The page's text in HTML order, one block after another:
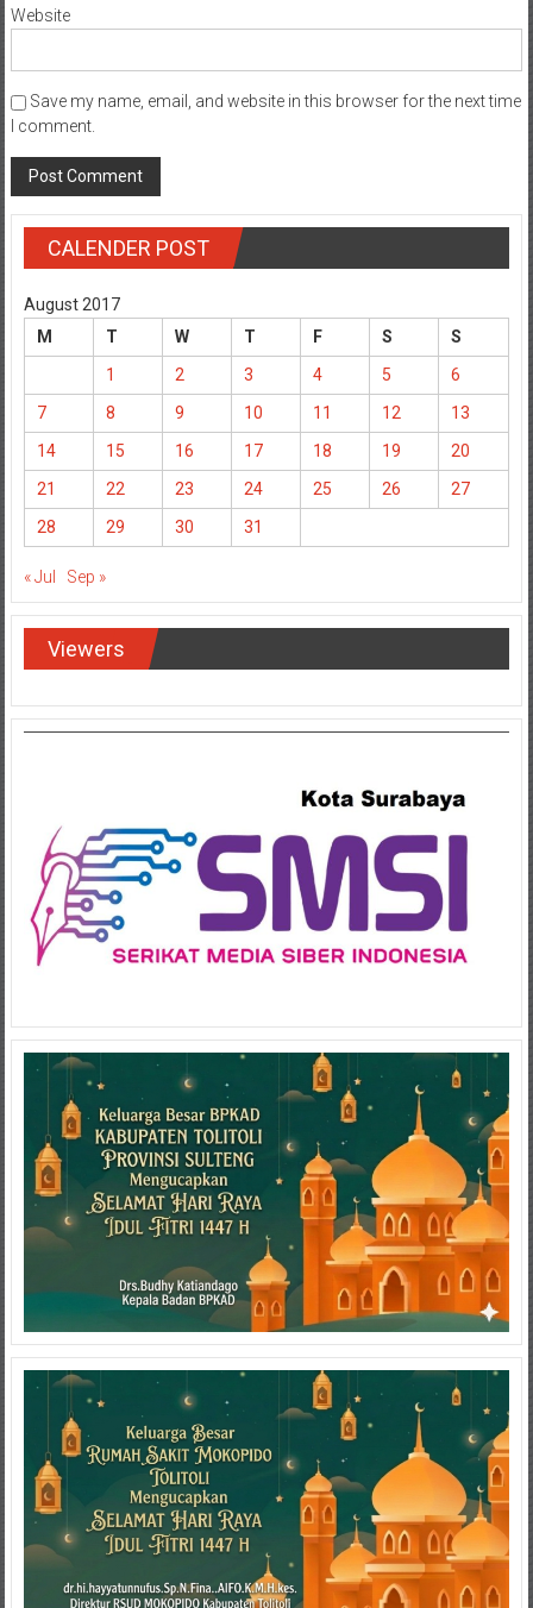
Website
Save my name, email, and website in this browser for the next time
I comment.
CALENDER POST
August 2017
M
T W T F S
S
1
2 3 4 5
6
7
8 9 10 11 12
13
14
15 16 17 18 19
20
21
22 23 24 25 26
27
28
29 30 31
« Jul Sep »
Viewers